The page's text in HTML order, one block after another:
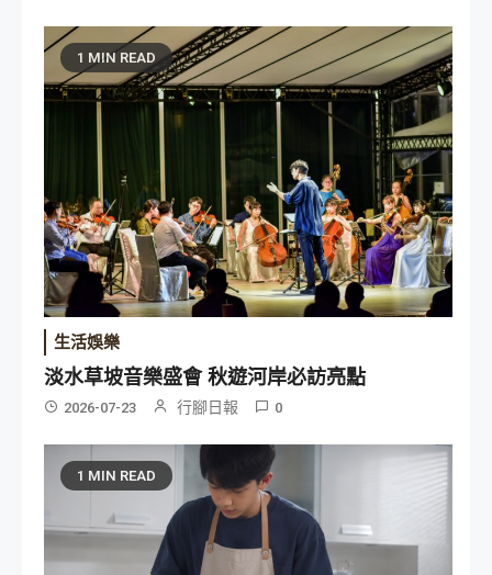
1 MIN READ
生活娛樂
淡水草坡音樂盛會 秋遊河岸必訪亮點
2026-07-23 行腳日報 0
1 MIN READ